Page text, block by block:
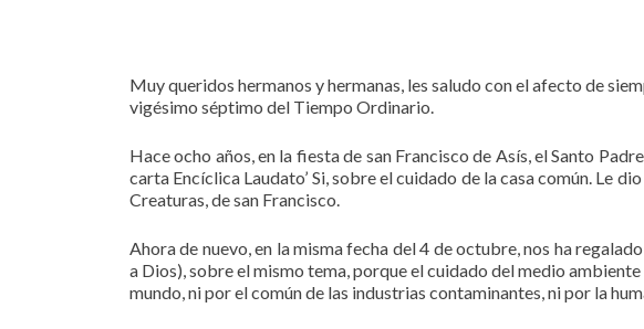
Muy queridos hermanos y hermanas, les saludo con el afecto de
vigésimo séptimo del Tiempo Ordinario.
Hace ocho años, en la fiesta de san Francisco de Asís, el Santo
carta Encíclica Laudato’ Si, sobre el cuidado de la casa común. Le
Creaturas, de san Francisco.
Ahora de nuevo, en la misma fecha del 4 de octubre, nos ha
a Dios), sobre el mismo tema, porque el cuidado del medio
mundo, ni por el común de las industrias contaminantes, ni por la